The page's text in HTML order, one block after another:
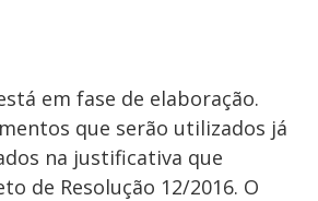
em fase de elaboração.
que serão utilizados já
na justificativa que
de Resolução 12/2016. O